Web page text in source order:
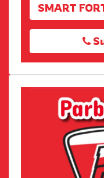
SMART